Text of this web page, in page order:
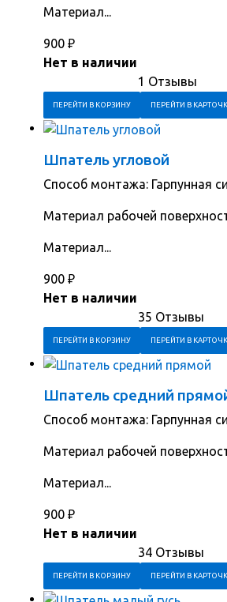
Материал...
900 ₽
Нет в наличии
1 Отзывы
ПЕРЕЙТИ В КОРЗИНУ ПЕРЕЙТИ В
Шпатель угловой
Способ монтажа: Гарпунная
Материал рабочей
Материал...
900 ₽
Нет в наличии
35 Отзывы
ПЕРЕЙТИ В КОРЗИНУ ПЕРЕЙТИ В
Шпатель средний
Способ монтажа: Гарпунная
Материал рабочей
Материал...
900 ₽
Нет в наличии
34 Отзывы
ПЕРЕЙТИ В КОРЗИНУ ПЕРЕЙТИ В